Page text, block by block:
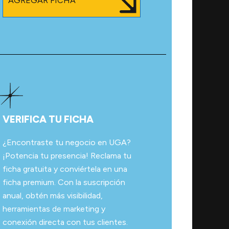
VERIFICA TU FICHA
¿Encontraste tu negocio en UGA?
¡Potencia tu presencia! Reclama tu
ficha gratuita y conviértela en una
ficha premium. Con la suscripción
anual, obtén más visibilidad,
herramientas de marketing y
conexión directa con tus clientes.